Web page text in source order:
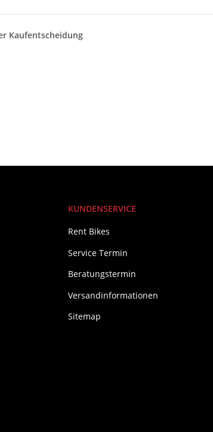
Kaufentscheidung
KUNDENSERVICE
Rent Bikes
Service Termin
Beratungstermin
Versandinformationen
Sitemap